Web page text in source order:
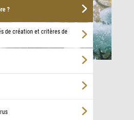
?
de création et critères de